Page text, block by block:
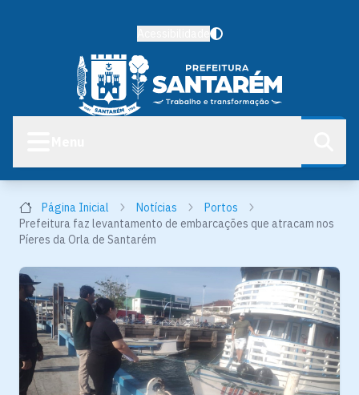
Página Inicial Notícias
Portos
Prefeitura faz levantamento de embarcações que atracam nos
Píeres da Orla de Santarém